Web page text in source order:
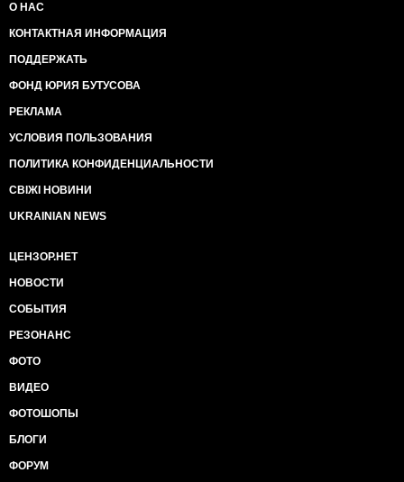
О НАС
КОНТАКТНАЯ ИНФОРМАЦИЯ
ПОДДЕРЖАТЬ
ФОНД ЮРИЯ БУТУСОВА
РЕКЛАМА
УСЛОВИЯ ПОЛЬЗОВАНИЯ
ПОЛИТИКА КОНФИДЕНЦИАЛЬНОСТИ
СВІЖІ НОВИНИ
UKRAINIAN NEWS
ЦЕНЗОР.НЕТ
НОВОСТИ
СОБЫТИЯ
РЕЗОНАНС
ФОТО
ВИДЕО
ФОТОШОПЫ
БЛОГИ
ФОРУМ